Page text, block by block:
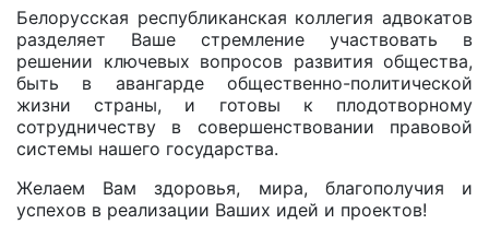
Белорусская республиканская коллегия адвокатов
разделяет Ваше стремление участвовать в
решении ключевых вопросов развития общества,
быть в авангарде общественно-политической
жизни страны, и готовы к плодотворному
сотрудничеству в совершенствовании правовой
системы нашего государства.
Желаем Вам здоровья, мира, благополучия и
успехов в реализации Ваших идей и проектов!